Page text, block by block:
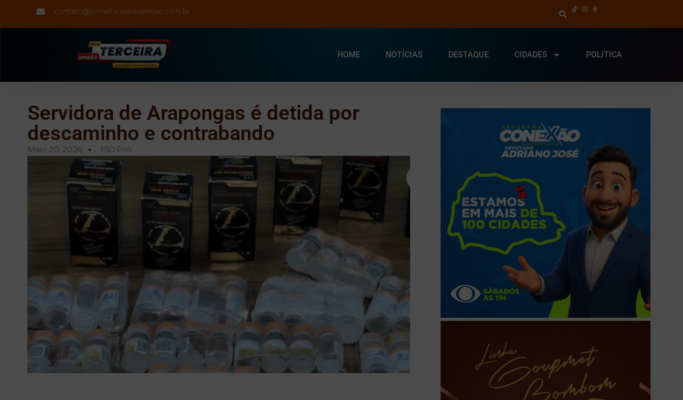
contato@jornalterceiraopiniao.com.br
HOME NOTÍCIAS DESTAQUE CIDADES POLITICA
Servidora de Arapongas é detida por
descaminho e contrabando
Maio 20, 2026 1:50 Pm